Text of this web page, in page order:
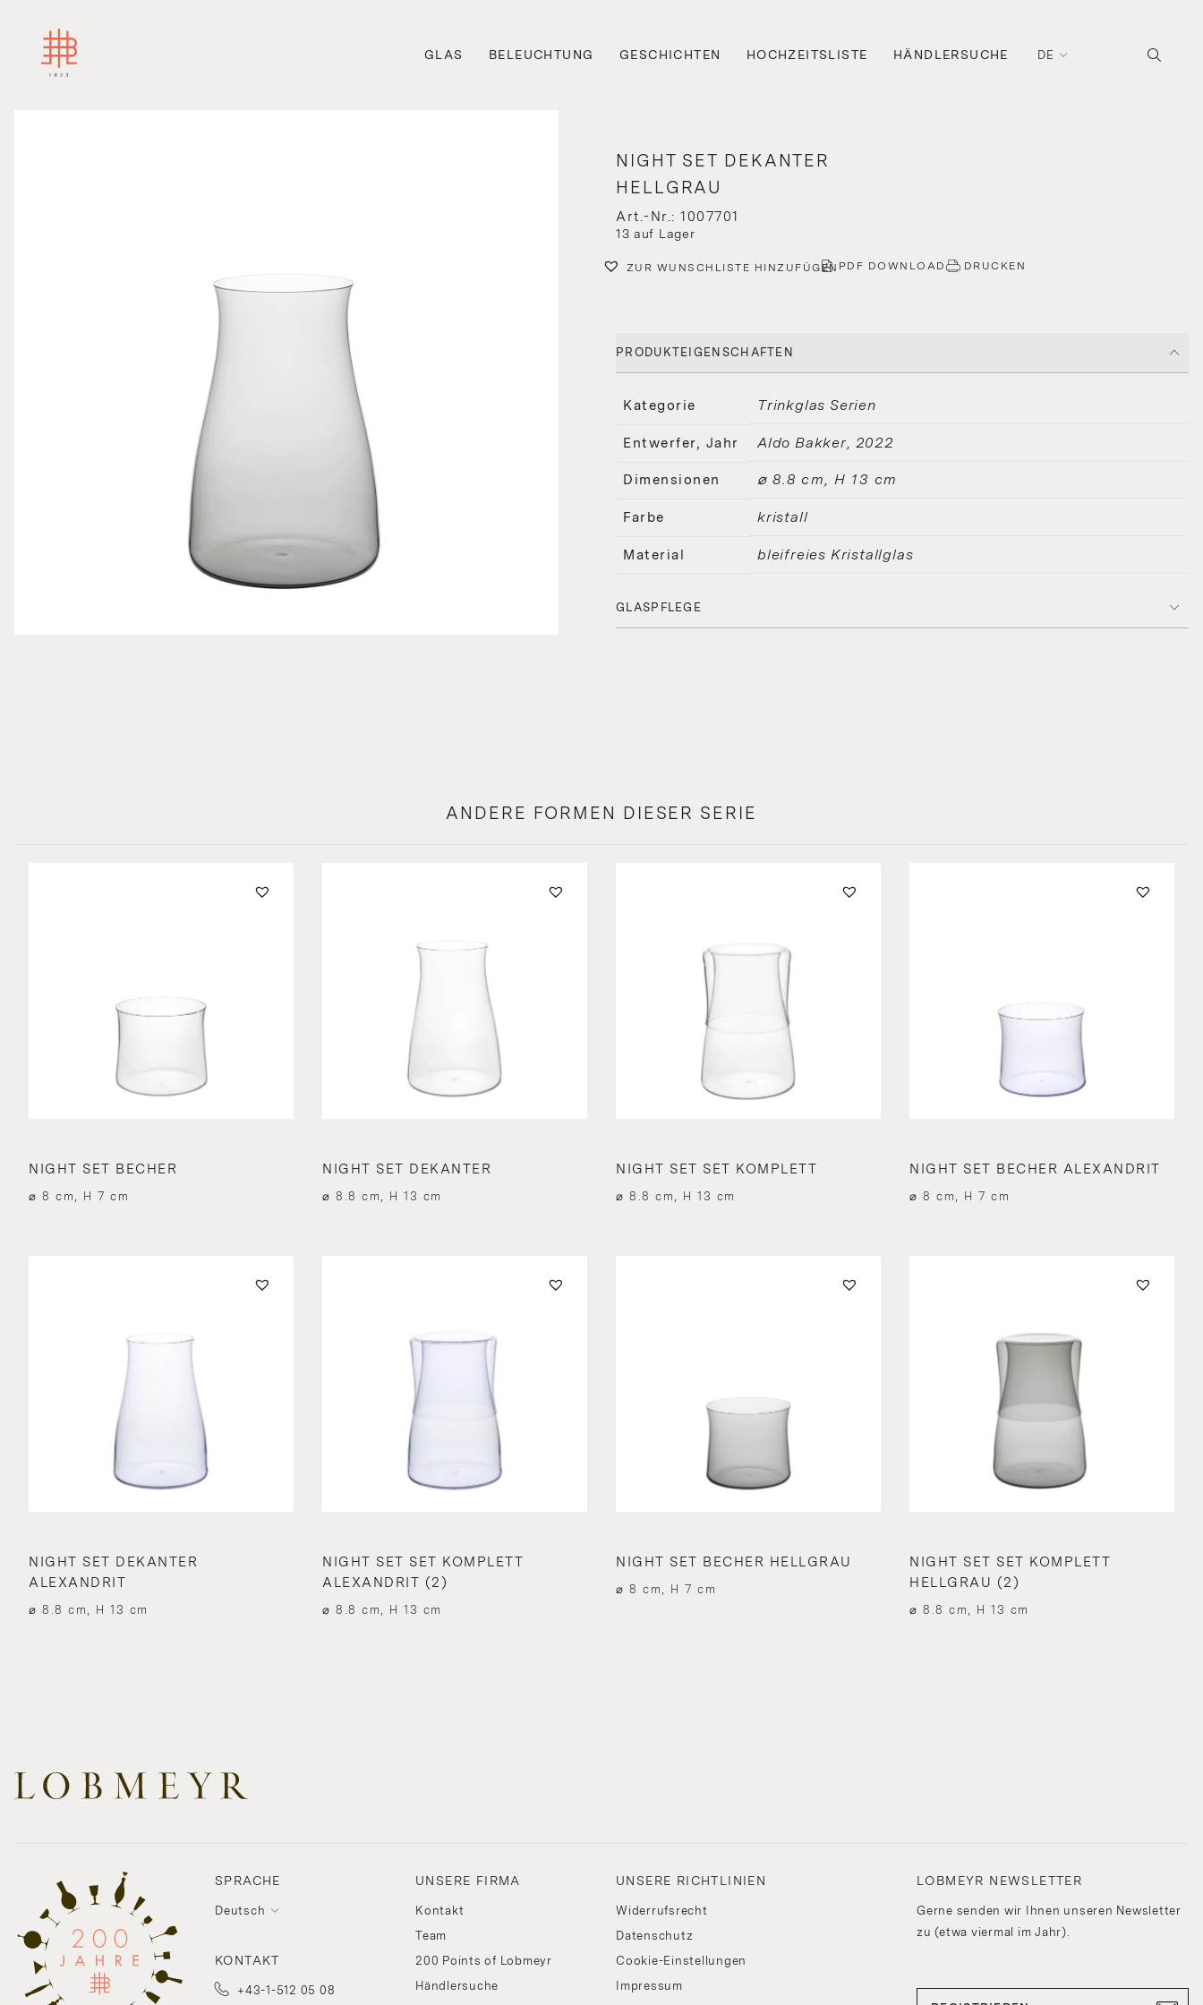
GLAS BELEUCHTUNG GESCHICHTEN HOCHZEITSLISTE HÄNDLERSUCHE DE
NIGHT SET DEKANTER
HELLGRAU
Art.-Nr.: 1007701
13 auf Lager
ZUR WUNSCHLISTE HINZUFÜGEN PDF DOWNLOAD DRUCKEN
PRODUKTEIGENSCHAFTEN
Kategorie Trinkglas Serien
Entwerfer, Jahr Aldo Bakker 2022
Dimensionen ⌀ 8.8 cm, H 13 cm
Farbe kristall
Material bleifreies Kristallglas
GLASPFLEGE
ANDERE FORMEN DIESER SERIE
NIGHT SET BECHER
⌀ 8 cm, H 7 cm
NIGHT SET DEKANTER
⌀ 8.8 cm, H 13 cm
NIGHT SET SET KOMPLETT
⌀ 8.8 cm, H 13 cm
NIGHT SET BECHER ALEXANDRIT
⌀ 8 cm, H 7 cm
NIGHT SET DEKANTER
ALEXANDRIT
⌀ 8.8 cm, H 13 cm
NIGHT SET SET KOMPLETT
ALEXANDRIT (2)
⌀ 8.8 cm, H 13 cm
NIGHT SET BECHER HELLGRAU
⌀ 8 cm, H 7 cm
NIGHT SET SET KOMPLETT
HELLGRAU (2)
⌀ 8.8 cm, H 13 cm
SPRACHE
Deutsch
KONTAKT
+43-1-512 05 08
UNSERE FIRMA
Kontakt
Team
200 Points of Lobmeyr
Händlersuche
UNSERE RICHTLINIEN
Widerrufsrecht
Datenschutz
Cookie-Einstellungen
Impressum
LOBMEYR NEWSLETTER
Gerne senden wir Ihnen unseren Newsletter
zu (etwa viermal im Jahr).